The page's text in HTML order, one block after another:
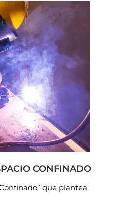
CONFINADO
que plantea